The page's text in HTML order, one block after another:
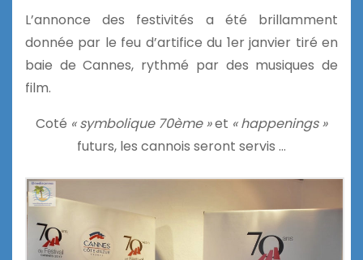
L’annonce des festivités a été brillamment
donnée par le feu d’artifice du 1er janvier tiré en
baie de Cannes, rythmé par des musiques de
film.
Coté « symbolique 70ème »et « happenings »
futurs, les cannois seront servis …